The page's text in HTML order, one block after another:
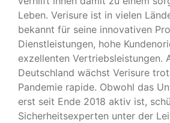
Leben. Verisure ist in vielen
bekannt für seine innovativen
Dienstleistungen, hohe
exzellenten Vertriebsleistungen.
Deutschland wächst Verisure
Pandemie rapide. Obwohl das
erst seit Ende 2018 aktiv ist,
Sicherheitsexperten unter der